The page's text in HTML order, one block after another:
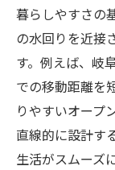
暮らしやすさの
の水回りを近接
す。例えば、岐
での移動距離を
りやすいオープ
直線的に設計す
生活がスムーズ